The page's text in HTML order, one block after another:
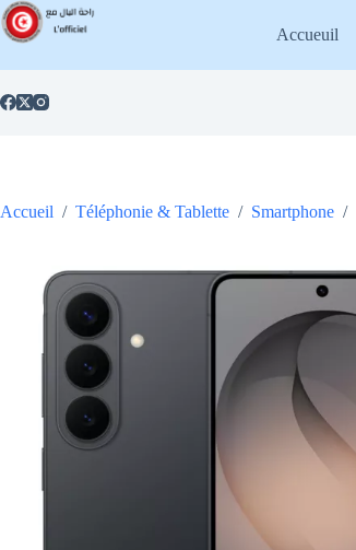
Passer
au
contenu
Accueuil
Accueil / Téléphonie & Tablette / Smartphone /